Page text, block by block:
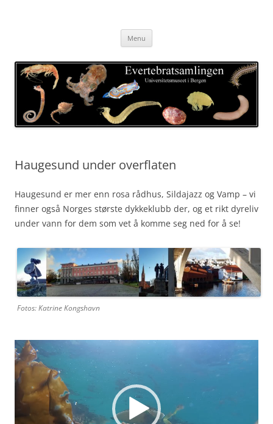
Menu
Haugesund under overflaten
Haugesund er mer enn rosa rådhus, Sildajazz og Vamp – vi
finner også Norges største dykkeklubb der, og et rikt dyreliv
under vann for dem som vet å komme seg ned for å se!
Fotos: Katrine Kongshavn
Video
Player